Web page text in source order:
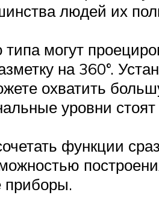
людей их
могут
на 360°.
охватить
уровни
функции
приборы.